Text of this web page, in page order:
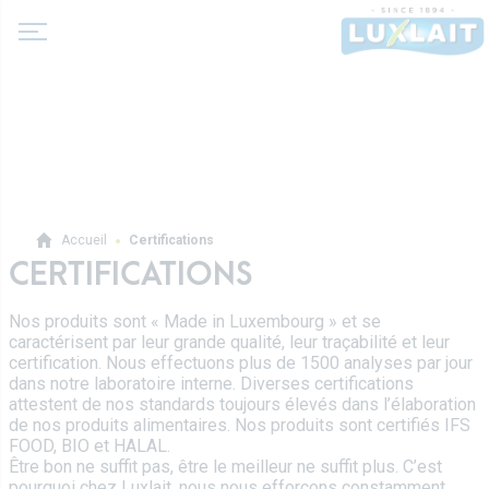
Histoire
Valeurs
Direction
Recettes
Laits et boissons lactées
Laits fermentés
Beurres
Crèmes
Fromages frais
Professionnels
Produits pro
Sur-mesure
Accueil Certifications
CERTIFICATIONS
Nos produits sont « Made in Luxembourg » et se
caractérisent par leur grande qualité, leur traçabilité et leur
certification. Nous effectuons plus de 1500 analyses par jour
dans notre laboratoire interne. Diverses certifications
attestent de nos standards toujours élevés dans l’élaboration
de nos produits alimentaires. Nos produits sont certifiés IFS
FOOD, BIO et HALAL.
Être bon ne suffit pas, être le meilleur ne suffit plus. C’est